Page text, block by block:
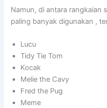
Namun, di antara rangkaian
paling banyak digunakan ,
Lucu
Tidy Tie Tom
Kocak
Melie the Cavy
Fred the Pug
Meme